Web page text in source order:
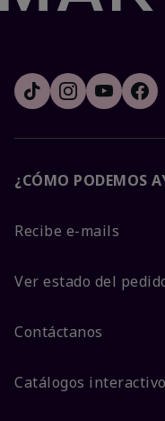
¿CÓMO PODEMOS
Recibe e-mails
Ver estado del
Contáctanos
Catálogos